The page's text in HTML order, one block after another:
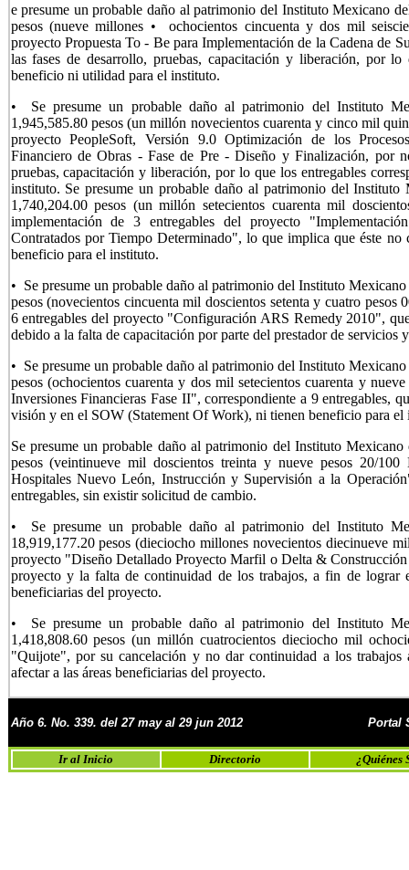
e presume un probable daño al patrimonio del Instituto Mexicano
pesos (nueve millones • ochocientos cincuenta y dos mil
proyecto Propuesta To - Be para Implementación de la Cadena de
las fases de desarrollo, pruebas, capacitación y liberación, por
beneficio ni utilidad para el instituto.
• Se presume un probable daño al patrimonio del Instituto
1,945,585.80 pesos (un millón novecientos cuarenta y cinco mil
proyecto PeopleSoft, Versión 9.0 Optimización de los
Financiero de Obras - Fase de Pre - Diseño y Finalización, por
pruebas, capacitación y liberación, por lo que los entregables
instituto. Se presume un probable daño al patrimonio del
1,740,204.00 pesos (un millón setecientos cuarenta mil
implementación de 3 entregables del proyecto
Contratados por Tiempo Determinado", lo que implica que éste
beneficio para el instituto.
• Se presume un probable daño al patrimonio del Instituto
pesos (novecientos cincuenta mil doscientos setenta y cuatro
6 entregables del proyecto "Configuración ARS Remedy 2010",
debido a la falta de capacitación por parte del prestador de servicios
• Se presume un probable daño al patrimonio del Instituto
pesos (ochocientos cuarenta y dos mil setecientos cuarenta y
Inversiones Financieras Fase II", correspondiente a 9 entregables,
visión y en el SOW (Statement Of Work), ni tienen beneficio para el
Se presume un probable daño al patrimonio del Instituto
pesos (veintinueve mil doscientos treinta y nueve pesos 20/
Hospitales Nuevo León, Instrucción y Supervisión a la
entregables, sin existir solicitud de cambio.
• Se presume un probable daño al patrimonio del Instituto
18,919,177.20 pesos (dieciocho millones novecientos diecinueve
proyecto "Diseño Detallado Proyecto Marfil o Delta &
proyecto y la falta de continuidad de los trabajos, a fin de lograr
beneficiarias del proyecto.
• Se presume un probable daño al patrimonio del Instituto
1,418,808.60 pesos (un millón cuatrocientos dieciocho mil
"Quijote", por su cancelación y no dar continuidad a los
afectar a las áreas beneficiarias del proyecto.
Año 6. No. 339. del 27 may al 29 jun 2012 Portal
Ir al Inicio Directorio ¿Quiénes